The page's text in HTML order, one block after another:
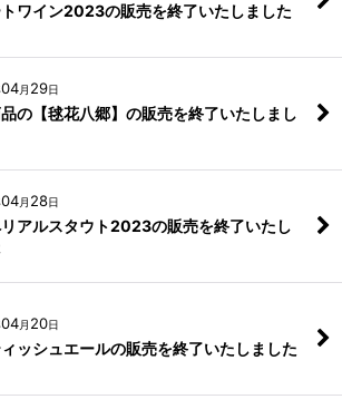
ワイン2023の販売を終了いたしました
04月 29日
の【毬花八郷】の販売を終了いたしまし
04月 28日
アルスタウト2023の販売を終了いたし
04月 20日
ッシュエールの販売を終了いたしました